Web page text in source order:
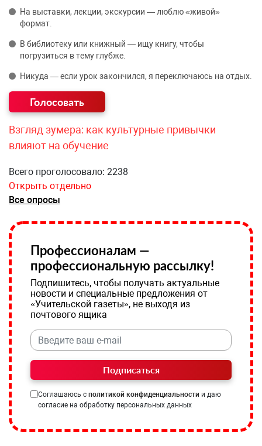
На выставки, лекции, экскурсии — люблю «живой»
формат.
В библиотеку или книжный — ищу книгу, чтобы
погрузиться в тему глубже.
Никуда — если урок закончился, я переключаюсь на отдых.
Взгляд зумера: как культурные привычки
влияют на обучение
Всего проголосовало: 2238
Открыть отдельно
Все опросы
Профессионалам —
профессиональную рассылку!
Подпишитесь, чтобы получать актуальные
новости и специальные предложения от
«Учительской газеты», не выходя из
почтового ящика
Подписаться
Соглашаюсь с политикой конфиденциальности и даю
согласие на обработку персональных данных